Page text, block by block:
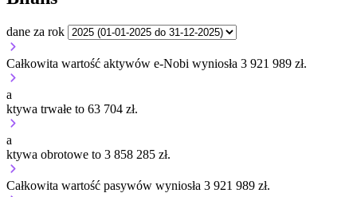
dane za rok
Całkowita wartość aktywów e-Nobi wyniosła 3 921 989 zł.
a
ktywa trwałe to 63 704 zł.
a
ktywa obrotowe to 3 858 285 zł.
Całkowita wartość pasywów wyniosła 3 921 989 zł.